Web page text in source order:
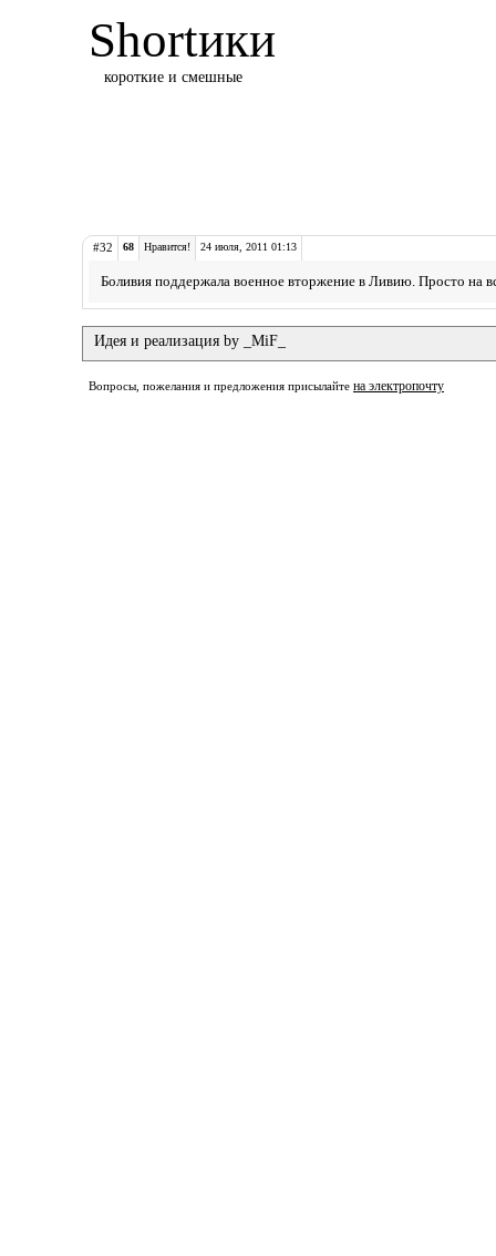
Shortики
короткие и смешные
#32 68 Нравится! 24 июля, 2011 01:13
Боливия поддержала военное вторжение в Ливию. Просто на
Идея и реализация by _MiF_
Вопросы, пожелания и предложения присылайте на электропочту